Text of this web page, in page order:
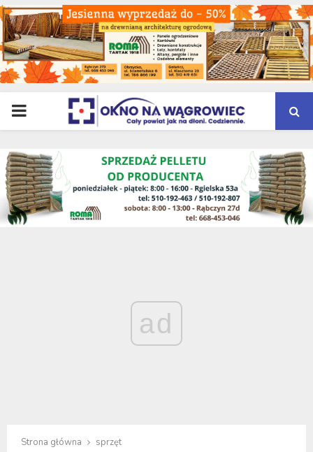
PRIMARY
MENU
ad
Strona główna sprzęt